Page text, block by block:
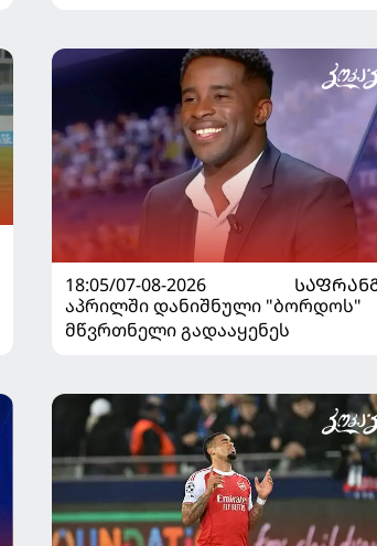
18:05/07-08-2026
აპრილში დანიშნული "ბორდოს"
მწვრთნელი გადააყენეს